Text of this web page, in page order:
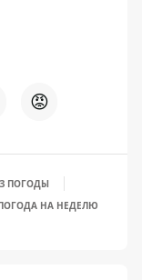
😡
ПОГОДЫ
НА НЕДЕЛЮ